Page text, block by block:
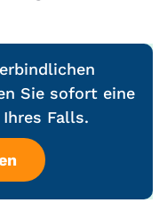
Sie sofort eine
Falls.